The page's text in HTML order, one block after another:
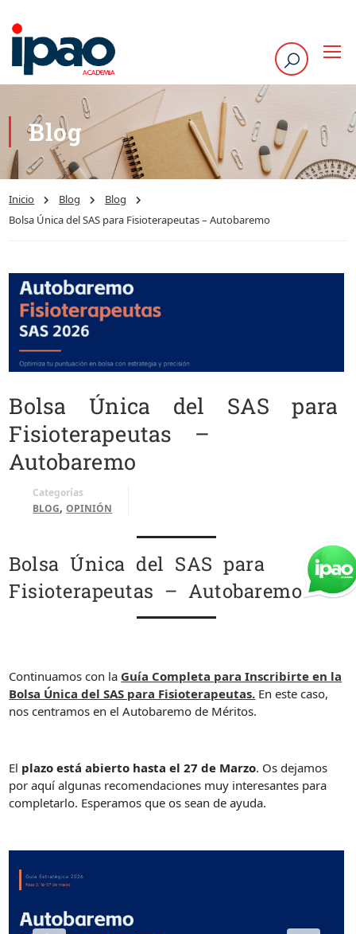
Blog
Inicio Blog
Blog
Bolsa Única del SAS para Fisioterapeutas – Autobaremo
Bolsa Única del SAS para
Fisioterapeutas –
Autobaremo
Categorías
BLOG,OPINIÓN
Bolsa Única del SAS para
Fisioterapeutas – Autobaremo
Continuamos con la Guía Completa para Inscribirte en la
Bolsa Única del SAS para Fisioterapeutas. En este caso,
nos centramos en el Autobaremo de Méritos.
El plazo está abierto hasta el 27 de Marzo. Os dejamos
por aquí algunas recomendaciones muy interesantes para
completarlo. Esperamos que os sean de ayuda.